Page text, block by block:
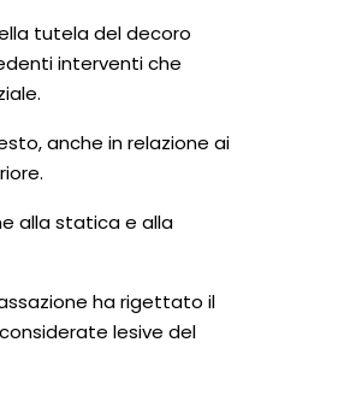
tutela del decoro
interventi che
anche in relazione ai
alla statica e alla
ha rigettato il
lesive del